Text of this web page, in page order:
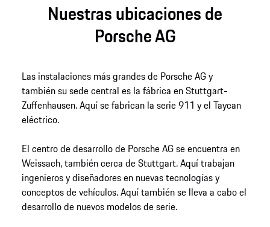
Nuestras ubicaciones de
Porsche AG
Las instalaciones más grandes de Porsche AG y
también su sede central es la fábrica en Stuttgart-
Zuffenhausen. Aquí se fabrican la serie 911 y el Taycan
eléctrico.
El centro de desarrollo de Porsche AG se encuentra en
Weissach, también cerca de Stuttgart. Aquí trabajan
ingenieros y diseñadores en nuevas tecnologías y
conceptos de vehículos. Aquí también se lleva a cabo el
desarrollo de nuevos modelos de serie.